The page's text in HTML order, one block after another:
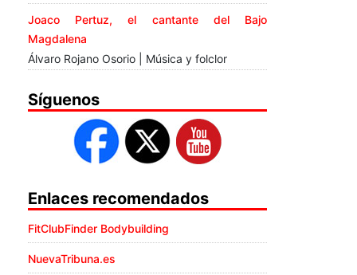
Joaco Pertuz, el cantante del Bajo
Magdalena
Álvaro Rojano Osorio | Música y folclor
Síguenos
Enlaces recomendados
FitClubFinder Bodybuilding
NuevaTribuna.es